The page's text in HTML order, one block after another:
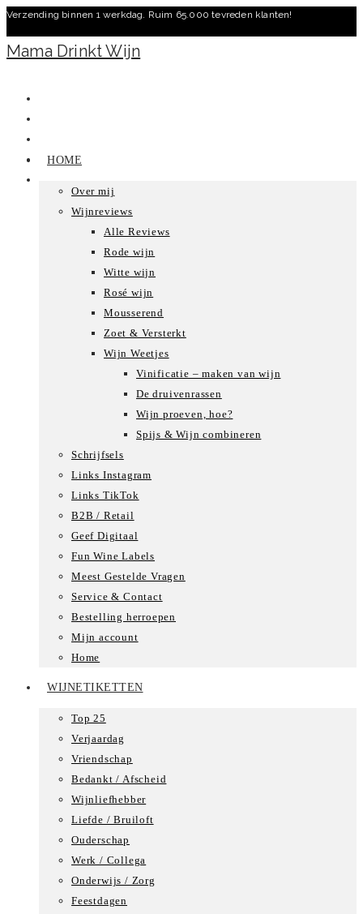
Ga
naar
inhoud
Verzending binnen 1 werkdag. Ruim 65.000 tevreden klanten!
Mama Drinkt Wijn
HOME
Over mij
Wijnreviews
Alle Reviews
Rode wijn
Witte wijn
Rosé wijn
Mousserend
Zoet & Versterkt
Wijn Weetjes
Vinificatie – maken van wijn
De druivenrassen
Wijn proeven, hoe?
Spijs & Wijn combineren
Schrijfsels
Links Instagram
Links TikTok
B2B / Retail
Geef Digitaal
Fun Wine Labels
Meest Gestelde Vragen
Service & Contact
Bestelling herroepen
Mijn account
Home
WIJNETIKETTEN
Top 25
Verjaardag
Vriendschap
Bedankt / Afscheid
Wijnliefhebber
Liefde / Bruiloft
Ouderschap
Werk / Collega
Onderwijs / Zorg
Feestdagen